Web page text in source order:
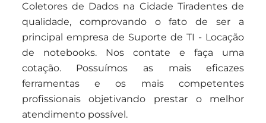
Coletores de Dados na Cidade Tiradentes de
qualidade, comprovando o fato de ser a
principal empresa de Suporte de TI - Locação
de notebooks. Nos contate e faça uma
cotação. Possuímos as mais eficazes
ferramentas e os mais competentes
profissionais objetivando prestar o melhor
atendimento possível.